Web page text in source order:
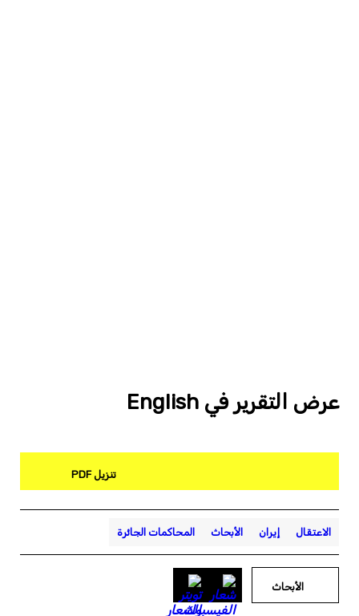
عرض التقرير في English
تنزيل PDF
الاعتقال إيران الأبحاث المحاكمات الجائرة
الأبحاث